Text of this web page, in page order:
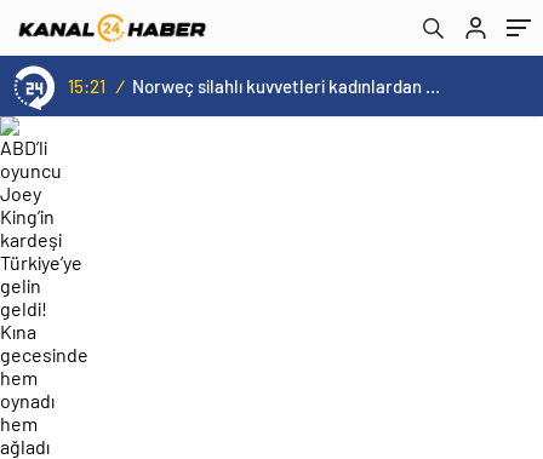
15:20 / Cristiano Ronaldo’nun akıllara zarar tüm kariyerinin istatistiğini çıkardık !
oynadı hem ağladı